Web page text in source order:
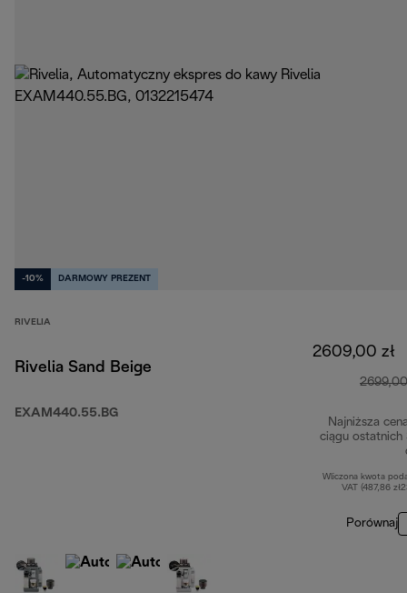
-10% DARMOWY PREZENT
RIVELIA
Rivelia Sand Beige
EXAM440.55.BG
2609,00 zł
2699,00
Najniższa
ciągu ostatnich
Wliczona kwota
VAT (487,86
Porównaj